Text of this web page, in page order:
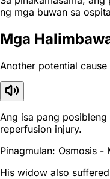
ng mga buwan sa
Mga
Another potential
Ang isa pang
reperfusion injury.
Pinagmulan: Osmosis -
His widow also